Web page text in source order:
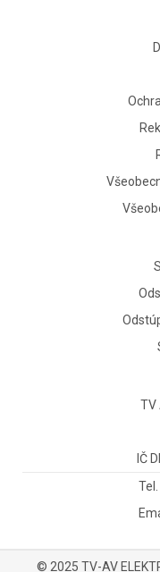
TV
IČ
Tel.
© 2025 TV-AV